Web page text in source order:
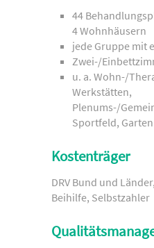
44
4 Wohnhäusern
jede Gruppe mit
Zwei-/
u. a. Wohn-/
Werkstätten,
Plenums-/
Sportfeld, Garten
Kostenträger
DRV Bund und
Beihilfe, Selbstzahler